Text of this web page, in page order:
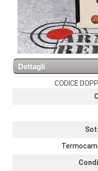
Dettagli
CODICE